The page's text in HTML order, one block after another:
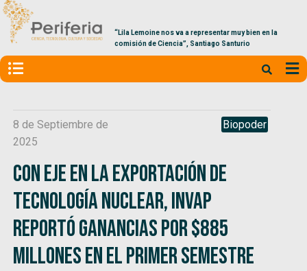
“Lila Lemoine nos va a representar muy bien en la
comisión de Ciencia”, Santiago Santurio
8 de Septiembre de
2025
Biopoder
Con eje en la exportación de
tecnología nuclear, INVAP
reportó ganancias por $885
millones en el primer semestre